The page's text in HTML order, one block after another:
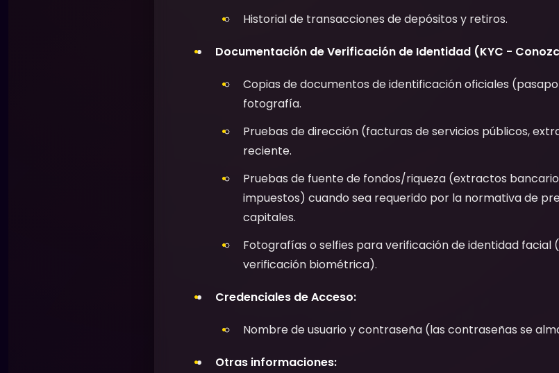
Historial de transacciones de depósitos y retiros.
Documentación de Verificación de Identidad (KYC -
Copias de documentos de identificación oficiales
fotografía.
Pruebas de dirección (facturas de servicios públicos,
reciente.
Pruebas de fuente de fondos/riqueza (extractos
impuestos) cuando sea requerido por la normativa de
capitales.
Fotografías o selfies para verificación de identidad facial
verificación biométrica).
Credenciales de Acceso:
Nombre de usuario y contraseña (las contraseñas se
Otras informaciones: